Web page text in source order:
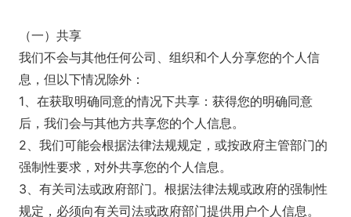
（一）共享
我们不会与其他任何公司、组织和个人分享您的个人信
息，但以下情况除外：
1、在获取明确同意的情况下共享：获得您的明确同意
后，我们会与其他方共享您的个人信息。
2、我们可能会根据法律法规规定，或按政府主管部门的
强制性要求，对外共享您的个人信息。
3、有关司法或政府部门。根据法律法规或政府的强制性
规定，必须向有关司法或政府部门提供用户个人信息。